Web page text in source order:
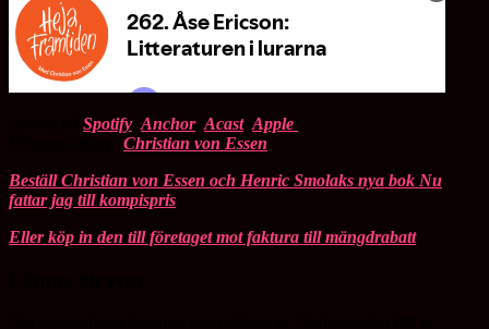
Spotify Anchor, Acast, Apple
Christian von Essen
Beställ Christian von Essen och Henric Smolaks nya bok Nu
fattar jag till kompispris
Eller köp in den till företaget mot faktura till mängdrabatt